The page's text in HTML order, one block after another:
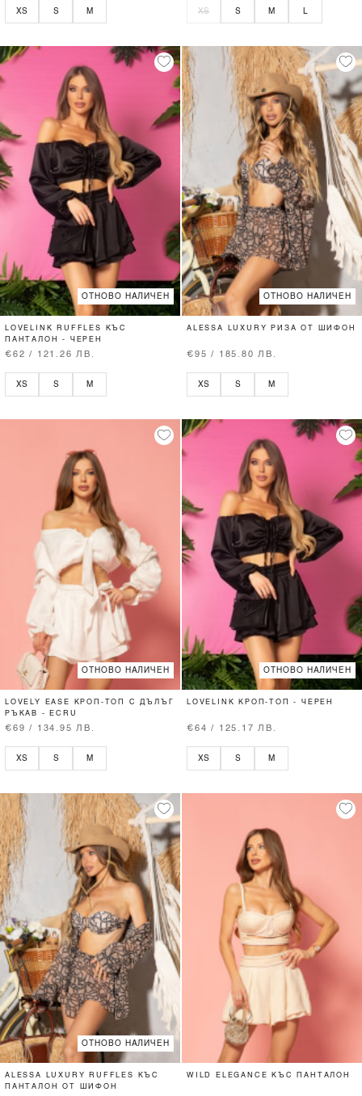
XS S M XS S M
ОТНОВО НАЛИЧЕН
LOVELINK RUFFLES КЪС
ПАНТАЛОН - ЧЕРЕН
€62 / 121.26 ЛВ.
XS S M
ОТНОВО НАЛИЧЕН
ALESSA LUXURY РИЗА ОТ ШИФОН
€95 / 185.80 ЛВ.
XS S M
ОТНОВО НАЛИЧЕН
LOVELY EASE КРОП-ТОП С ДЪЛЪГ
РЪКАВ - ECRU
€69 / 134.95 ЛВ.
XS S M
ОТНОВО НАЛИЧЕН
LOVELINK КРОП-ТОП - ЧЕРЕН
€64 / 125.17 ЛВ.
XS S M
ОТНОВО НАЛИЧЕН
ALESSA LUXURY RUFFLES КЪС
ПАНТАЛОН ОТ ШИФОН
WILD ELEGANCE КЪС ПАНТАЛОН